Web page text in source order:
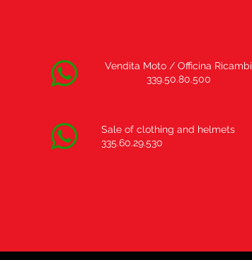
Vendita Moto / Officina Ricambi
339.50.80.500
Sale of clothing and helmets
335.60.29.530